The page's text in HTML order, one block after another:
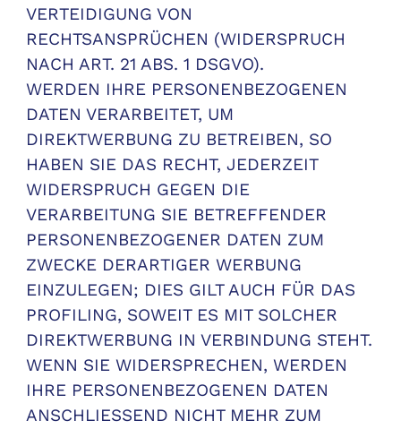
VERTEIDIGUNG VON
RECHTSANSPRÜCHEN (WIDERSPRUCH
NACH ART. 21 ABS. 1 DSGVO).
WERDEN IHRE PERSONENBEZOGENEN
DATEN VERARBEITET, UM
DIREKTWERBUNG ZU BETREIBEN, SO
HABEN SIE DAS RECHT, JEDERZEIT
WIDERSPRUCH GEGEN DIE
VERARBEITUNG SIE BETREFFENDER
PERSONENBEZOGENER DATEN ZUM
ZWECKE DERARTIGER WERBUNG
EINZULEGEN; DIES GILT AUCH FÜR DAS
PROFILING, SOWEIT ES MIT SOLCHER
DIREKTWERBUNG IN VERBINDUNG STEHT.
WENN SIE WIDERSPRECHEN, WERDEN
IHRE PERSONENBEZOGENEN DATEN
ANSCHLIESSEND NICHT MEHR ZUM